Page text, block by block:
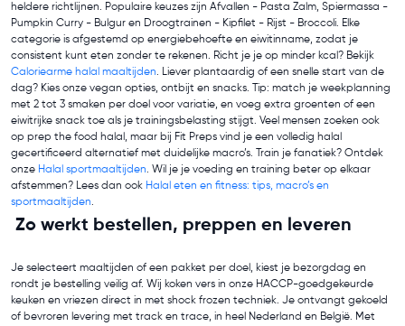
heldere richtlijnen. Populaire keuzes zijn Afvallen - Pasta Zalm, Spiermassa -
Pumpkin Curry - Bulgur en Droogtrainen - Kipfilet - Rijst - Broccoli. Elke
categorie is afgestemd op energiebehoefte en eiwitinname, zodat je
consistent kunt eten zonder te rekenen. Richt je je op minder kcal? Bekijk
Caloriearme halal maaltijden. Liever plantaardig of een snelle start van de
dag? Kies onze vegan opties, ontbijt en snacks. Tip: match je weekplanning
met 2 tot 3 smaken per doel voor variatie, en voeg extra groenten of een
eiwitrijke snack toe als je trainingsbelasting stijgt. Veel mensen zoeken ook
op prep the food halal, maar bij Fit Preps vind je een volledig halal
gecertificeerd alternatief met duidelijke macro’s. Train je fanatiek? Ontdek
onze Halal sportmaaltijden. Wil je je voeding en training beter op elkaar
afstemmen? Lees dan ook Halal eten en fitness: tips, macro’s en
sportmaaltijden.
Zo werkt bestellen, preppen en leveren
Je selecteert maaltijden of een pakket per doel, kiest je bezorgdag en
rondt je bestelling veilig af. Wij koken vers in onze HACCP-goedgekeurde
keuken en vriezen direct in met shock frozen techniek. Je ontvangt gekoeld
of bevroren levering met track en trace, in heel Nederland en België. Met